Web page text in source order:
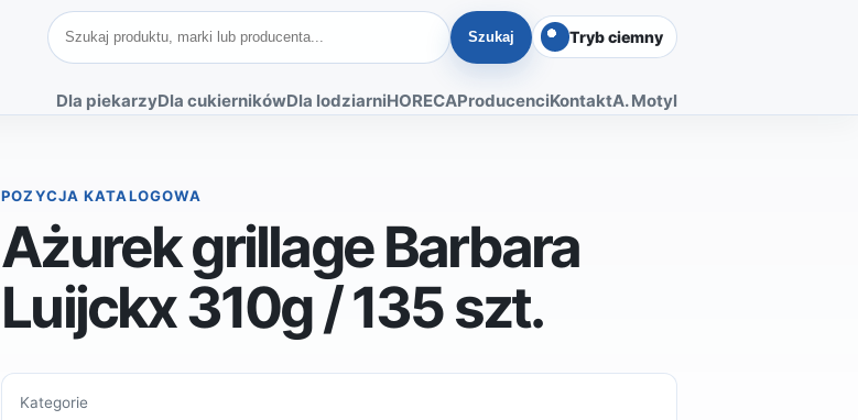
Szukaj produktów
Szukaj Tryb ciemny
Dla piekarzyDla cukiernikówDla lodziarniHORECAProducenciKontaktA. Motyl
POZYCJA KATALOGOWA
Ażurek grillage Barbara
Luijckx 310g / 135 szt.
Kategorie